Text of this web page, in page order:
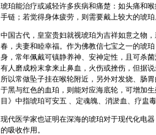
琥珀能治疗或减轻许多疾病和痛楚：如头痛和
手链；若觉得身体疲劳，则需要戴上较大的琥珀
中国古代，皇室贵妇就视琥珀为吉祥如意之物
春，夫妻和睦幸福。作为佛教信七宝之一的琥
身，常年佩戴可镇静养神、安神定性，且可杀
有人磨成粉末拿来止鼻血，火伤或挫伤，但据
所以常做坠子挂在喉轮附近，另外对发烧、肠
于黑与红色的血珀，则能对应海底轮，可增加
目》中指琥珀可安五 、定魂魄、消淤血、疗盅
现代医学家也证明在深海的琥珀对于现代化电
的吸收作用。